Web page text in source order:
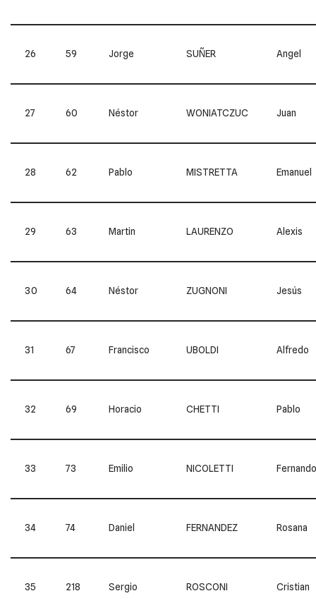
26 59 Jorge SUÑER Angel
27 60 Néstor WONIATCZUC Juan
28 62 Pablo MISTRETTA Emanuel
29 63 Martin LAURENZO Alexis
30 64 Néstor ZUGNONI Jesús
31 67 Francisco UBOLDI Alfredo
32 69 Horacio CHETTI Pablo
33 73 Emilio NICOLETTI Fernando
34 74 Daniel FERNANDEZ Rosana
35 218 Sergio ROSCONI Cristian